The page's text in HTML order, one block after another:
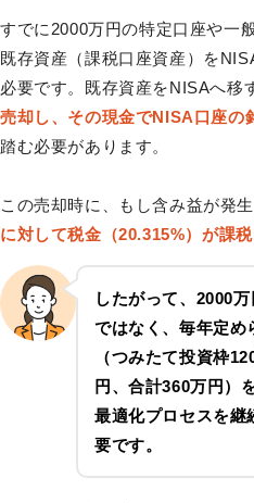
すでに2000万円の特定口座や一
既存資産（課税口座資産）を
必要です。既存資産をNISAへ移
売却し、その現金でNISA口座の
踏む必要があります。
この売却時に、もし含み益が発
に対して税金（20.315%）が課
したがって、2000
ではなく、毎年定
（つみたて投資枠
円、合計360万円）
最適化プロセスを継
要です。